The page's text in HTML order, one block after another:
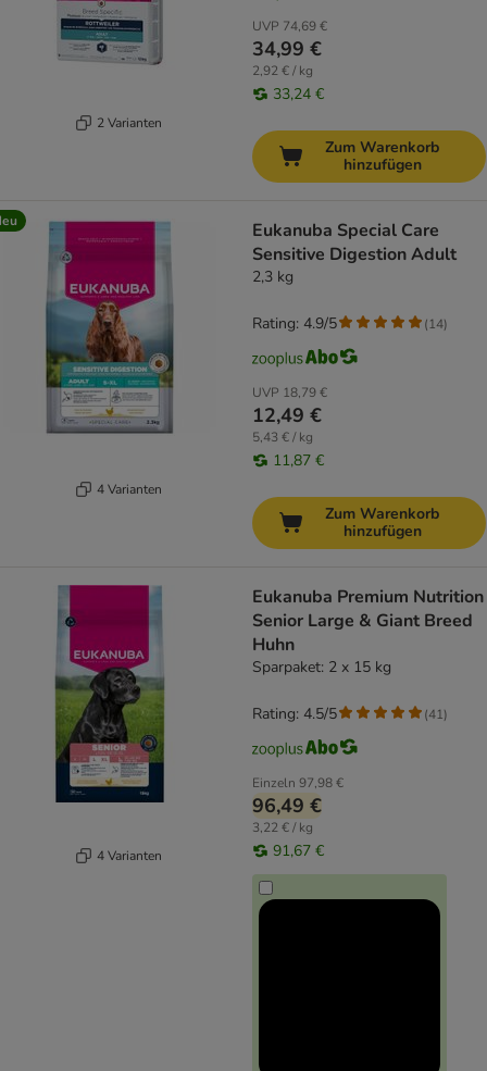
2 Varianten
UVP 74,69 €
34,99 €
2,92 € / kg
33,24 €
Zum Warenkorb
hinzufügen
4 Varianten
Eukanuba Special Care
Sensitive Digestion Adult
2,3 kg
UVP 18,79 €
12,49 €
5,43 € / kg
11,87 €
Rating: 4.9/5 (14)
Zum Warenkorb
hinzufügen
4 Varianten
Eukanuba Premium Nutrition
Senior Large & Giant Breed
Huhn
Sparpaket: 2 x 15 kg
Einzeln 97,98 €
96,49 €
3,22 € / kg
91,67 €
Rating: 4.5/5 (41)